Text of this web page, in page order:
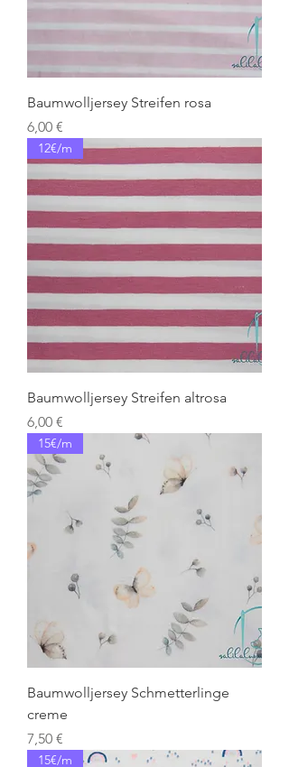
Baumwolljersey Streifen rosa
Preis
6,00 €
12€/m
Baumwolljersey Streifen altrosa
Preis
6,00 €
15€/m
Baumwolljersey Schmetterlinge
creme
Preis
7,50 €
15€/m